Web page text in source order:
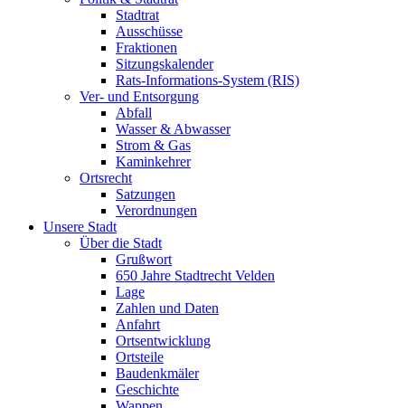
Stadtrat
Ausschüsse
Fraktionen
Sitzungskalender
Rats-Informations-System (RIS)
Ver- und Entsorgung
Abfall
Wasser & Abwasser
Strom & Gas
Kaminkehrer
Ortsrecht
Satzungen
Verordnungen
Unsere Stadt
Über die Stadt
Grußwort
650 Jahre Stadtrecht Velden
Lage
Zahlen und Daten
Anfahrt
Ortsentwicklung
Ortsteile
Baudenkmäler
Geschichte